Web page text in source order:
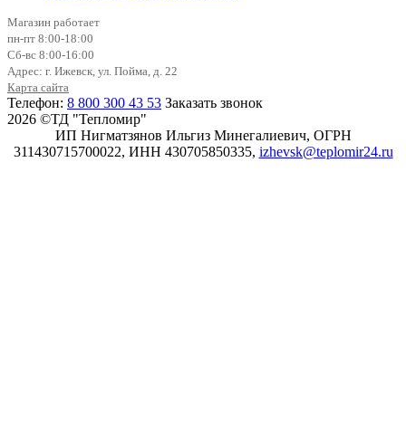
Магазин работает
пн-пт 8:00-18:00
Сб-вс 8:00-16:00
Адрес: г. Ижевск, ул. Пойма, д. 22
Карта сайта
Телефон: 8 800 300 43 53 Заказать звонок
2026 ©ТД "Тепломир"
ИП Нигматзянов Ильгиз Минегалиевич, ОГРН
311430715700022, ИНН 430705850335, izhevsk@teplomir24.ru